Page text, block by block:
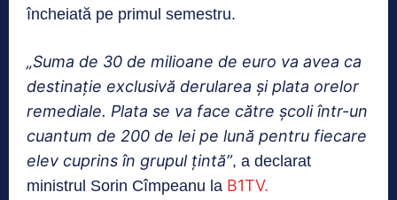
încheiată pe primul semestru.
„Suma de 30 de milioane de euro va avea ca
destinaţie exclusivă derularea şi plata orelor
remediale. Plata se va face către şcoli într-un
cuantum de 200 de lei pe lună pentru fiecare
elev cuprins în grupul ţintă”, a declarat
ministrul Sorin Cîmpeanu la B1TV.